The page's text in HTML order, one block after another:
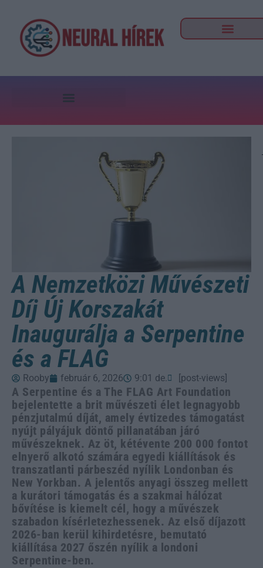
A Nemzetközi Művészeti
Díj Új Korszakát
Inaugurálja a Serpentine
és a FLAG
Rooby február 6, 2026 9:01 de. [post-views]
A Serpentine és a The FLAG Art Foundation
bejelentette a brit művészeti élet legnagyobb
pénzjutalmú díját, amely évtizedes támogatást
nyújt pályájuk döntő pillanatában járó
művészeknek. Az öt, kétévente 200 000 fontot
elnyerő alkotó számára egyedi kiállítások és
transzatlanti párbeszéd nyílik Londonban és
New Yorkban. A jelentős anyagi összeg mellett
a kurátori támogatás és a szakmai hálózat
bővítése is kiemelt cél, hogy a művészek
szabadon kísérletezhessenek. Az első díjazott
2026-ban kerül kihirdetésre, bemutató
kiállítása 2027 őszén nyílik a londoni
Serpentine-ben.